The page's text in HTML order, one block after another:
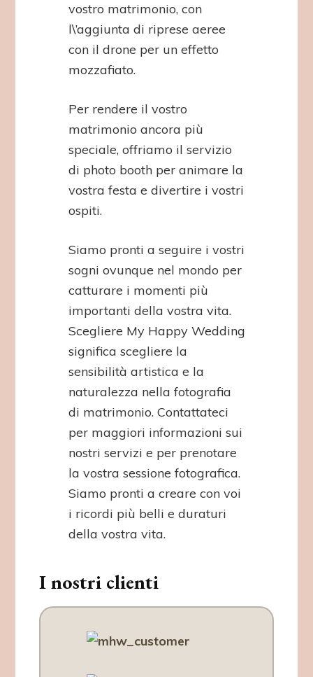
vostro matrimonio, con
l\’aggiunta di riprese aeree
con il drone per un effetto
mozzafiato.
Per rendere il vostro
matrimonio ancora più
speciale, offriamo il servizio
di photo booth per animare la
vostra festa e divertire i vostri
ospiti.
Siamo pronti a seguire i vostri
sogni ovunque nel mondo per
catturare i momenti più
importanti della vostra vita.
Scegliere My Happy Wedding
significa scegliere la
sensibilità artistica e la
naturalezza nella fotografia
di matrimonio. Contattateci
per maggiori informazioni sui
nostri servizi e per prenotare
la vostra sessione fotografica.
Siamo pronti a creare con voi
i ricordi più belli e duraturi
della vostra vita.
I nostri clienti